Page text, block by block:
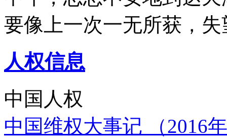
要像上一次一无所获，
人权信息
中国人权
中国维权大事记 （2016